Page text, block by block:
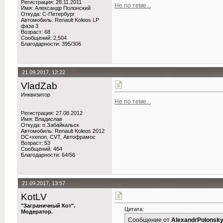
Регистрация: 28.11.2011
Имя: Александр Полонский
Откуда: C-Петербург
Автомобиль: Renault Koleos LP
фаза 3
Возраст: 68
Сообщений: 2,504
Благодарности: 395/306
Не по теме...
21.09.2017, 12:22
VladZab
Инквизитор
Регистрация: 27.08.2012
Имя: Владислав
Откуда: п.Забайкальск
Автомобиль: Renault Koleos 2012
DC+xenon, CVT, Автофрамос
Возраст: 53
Сообщений: 464
Благодарности: 64/56
Не по теме...
21.09.2017, 13:57
KotLV
"Заграничный Кот".
Модератор.
Цитата:
Сообщение от AlexandrPolonsky